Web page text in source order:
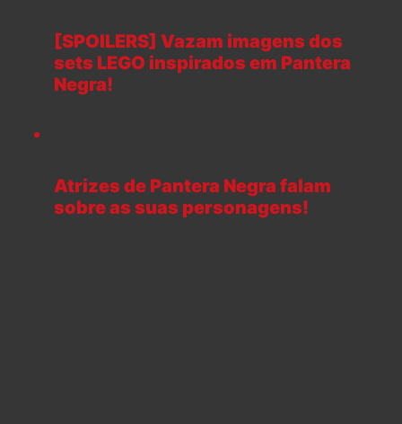
[SPOILERS] Vazam imagens dos
sets LEGO inspirados em Pantera
Negra!
Atrizes de Pantera Negra falam
sobre as suas personagens!